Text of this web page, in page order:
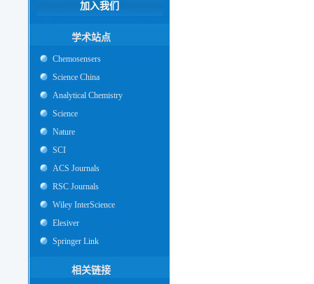
加入我们
学术站点
Chemosensers
Science China
Analytical Chemistry
Science
Nature
SCI
ACS Journals
RSC Journals
Wiley InterScience
Elesiver
Springer Link
相关链接